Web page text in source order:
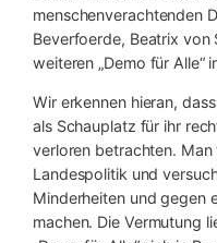
menschenverachtenden
Beverfoerde, Beatrix von
weiteren „Demo für Alle“
Wir erkennen hieran,
als Schauplatz für ihr
verloren betrachten.
Landespolitik und
Minderheiten und gegen
machen. Die Vermutung